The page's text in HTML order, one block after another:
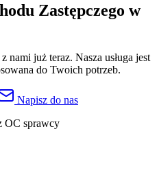
Zastępczego w
nami już teraz. Nasza usługa jest
do Twoich potrzeb.
Napisz do nas
OC sprawcy